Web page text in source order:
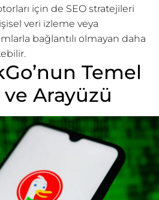
için de SEO stratejileri
veri izleme veya
bağlantılı olmayan daha
Temel
Arayüzü